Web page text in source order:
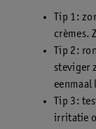
Tip 1:
crèmes.
Tip 2:
steviger
eenmaal
Tip 3:
irritatie